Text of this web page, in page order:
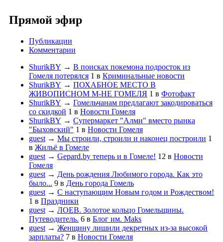
Прямой эфир
Публикации
Комментарии
ShurikBY → В поисках покемона подросток из
Гомеля потерялся 1 в Криминальные новости
ShurikBY → ПОХАБНОЕ МЕСТО В
ЖИВОПИСНОМ М-НЕ ГОМЕЛЯ 1 в Фотофакт
ShurikBY → Гомельчанам предлагают закодироваться
со скидкой 1 в Новости Гомеля
ShurikBY → Супермаркет "Алми" вместо рынка
"Быховский" 1 в Новости Гомеля
guest → Мы строили, строили и наконец построили 1
в Жильё в Гомеле
guest → Gepard.by теперь и в Гомеле! 12 в Новости
Гомеля
guest → День рождения Любимого города. Как это
было... 9 в День города Гомель
guest → С наступающим Новым годом и Рождеством!
1 в Праздники
guest → ЛОЕВ. Золотое кольцо Гомельщины.
Путеводитель. 6 в Блог им. Maks
guest → Женщину лишили декретных из-за высокой
зарплаты? 7 в Новости Гомеля